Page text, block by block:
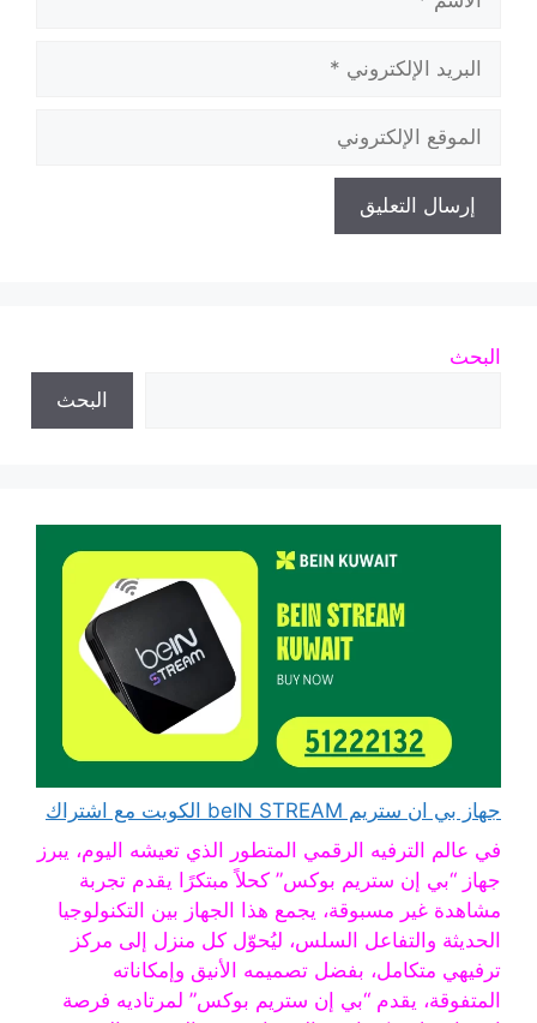
البريد
الإلكتروني
الموقع
الإلكتروني
البحث
البحث
جهاز بي ان ستريم beIN STREAM الكويت مع اشتراك
في عالم الترفيه الرقمي المتطور الذي تعيشه اليوم، يبرز
جهاز “بي إن ستريم بوكس” كحلاً مبتكرًا يقدم تجربة
مشاهدة غير مسبوقة، يجمع هذا الجهاز بين التكنولوجيا
الحديثة والتفاعل السلس، ليُحوّل كل منزل إلى مركز
ترفيهي متكامل، بفضل تصميمه الأنيق وإمكاناته
المتفوقة، يقدم “بي إن ستريم بوكس” لمرتاديه فرصة